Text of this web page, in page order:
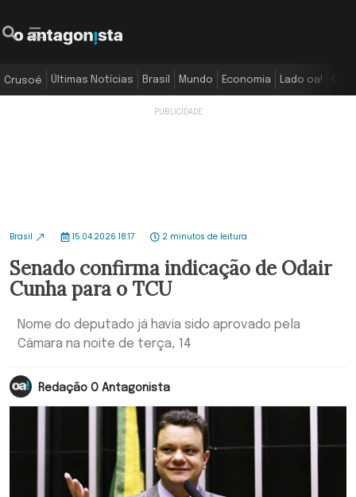
Crusoé Últimas Notícias Brasil Mundo Economia Lado oa!
Brasil 15.04.2026 18:17 2 minutos de leitura
Senado confirma indicação de Odair
Cunha para o TCU
Nome do deputado já havia sido aprovado pela
Câmara na noite de terça, 14
Redação O Antagonista